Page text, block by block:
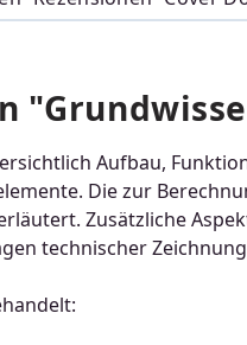
Aufbau,
Die zur
Zusätzliche
technischer